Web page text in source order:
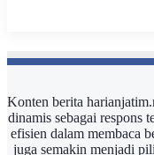
Konten berita
dinamis sebagai respons
efisien dalam membaca
juga semakin menjadi